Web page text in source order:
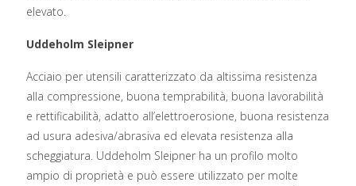
elevato.
Uddeholm Sleipner
Acciaio per utensili caratterizzato da altissima resistenza
alla compressione, buona temprabilità, buona lavorabilità
e rettificabilità, adatto all’elettroerosione, buona resistenza
ad usura adesiva/abrasiva ed elevata resistenza alla
scheggiatura. Uddeholm Sleipner ha un profilo molto
ampio di proprietà e può essere utilizzato per molte